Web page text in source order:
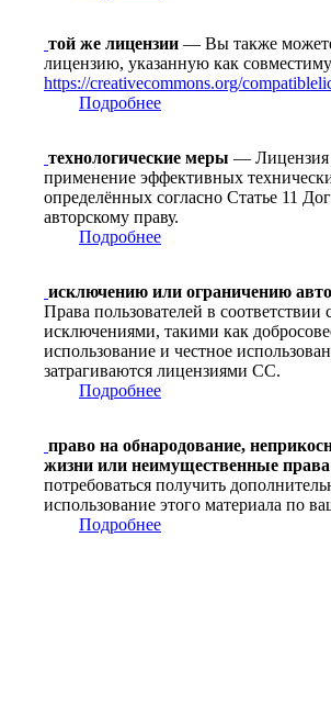
той же лицензии — Вы также
лицензию, указанную как
https://creativecommons.org/
Подробнее
технологические меры — Лицензия
применение эффективных
определённых согласно Статье 11
авторскому праву.
Подробнее
исключению или ограничению
Права пользователей в
исключениями, такими как
использование и честное
затрагиваются лицензиями CC.
Подробнее
право на обнародование,
жизни или неимущественные права
потребоваться получить
использование этого материала по
Подробнее